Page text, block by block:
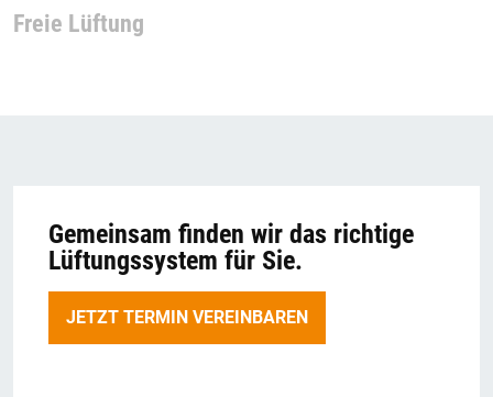
Freie Lüftung
Gemeinsam finden wir das richtige
Lüftungssystem für Sie.
JETZT TERMIN VEREINBAREN